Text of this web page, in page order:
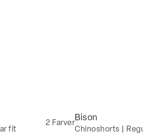
fit
2 Farver
Bison
Chinoshorts |